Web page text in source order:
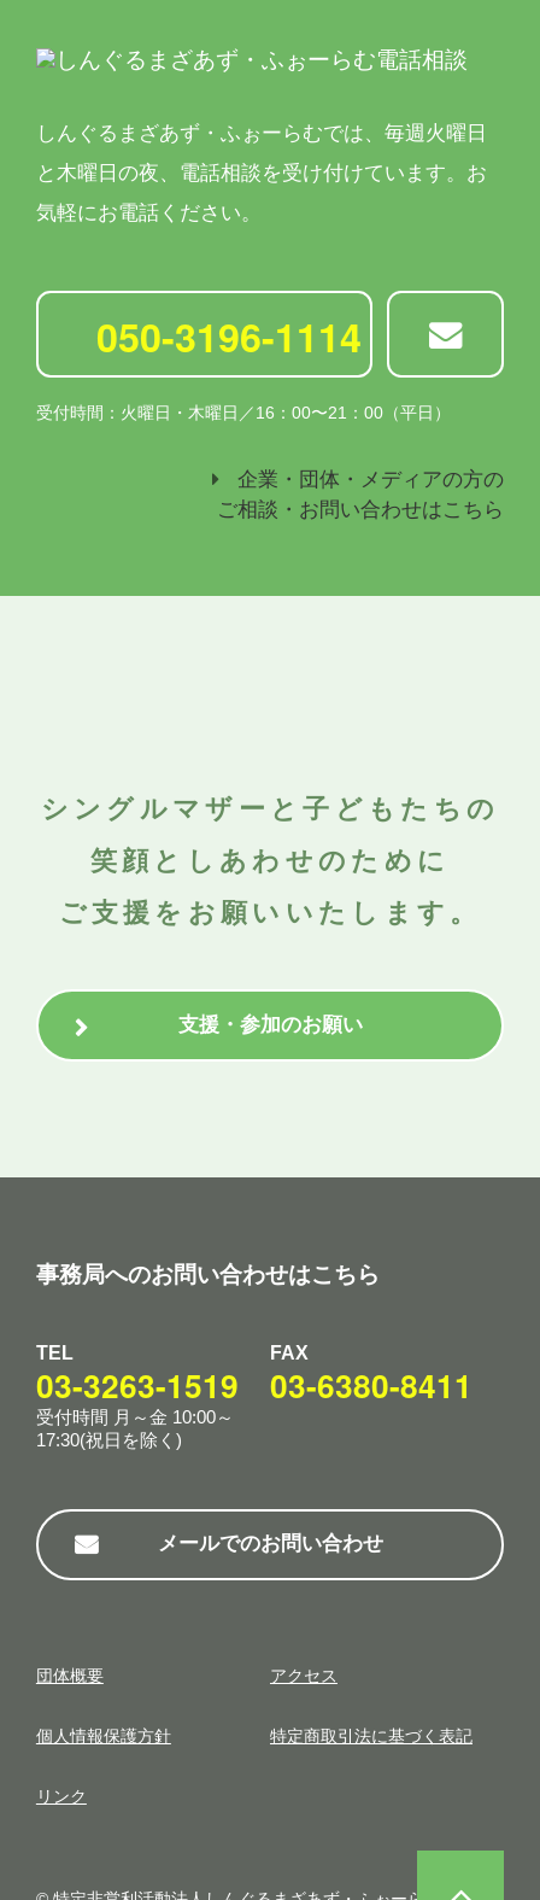
しんぐるまざあず・ふぉーらむでは、 毎週火曜日
と木曜日の夜、電話相談を受け付けています。 お
気軽にお電話ください。
050-3196-1114
受付時間：火曜日・木曜日／16：00〜21：00（平日）
企業・団体・メディアの方の
ご相談・お問い合わせはこちら
シングルマザーと子どもたちの
笑顔としあわせのために
ご支援をお願いいたします。
支援・参加のお願い
事務局へのお問い合わせはこちら
TEL
03-3263-1519
受付時間 月～金 10:00～
17:30(祝日を除く)
FAX
03-6380-8411
メールでのお問い合わせ
団体概要 アクセス
個⼈情報保護⽅針 特定商取引法に基づく表記
リンク